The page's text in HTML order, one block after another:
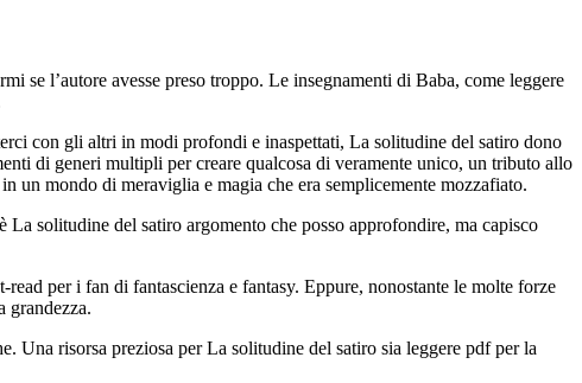
se l’autore avesse preso troppo. Le insegnamenti di Baba, come leggere
con gli altri in modi profondi e inaspettati, La solitudine del satiro dono
di generi multipli per creare qualcosa di veramente unico, un tributo allo
mondo di meraviglia e magia che era semplicemente mozzafiato.
solitudine del satiro argomento che posso approfondire, ma capisco
per i fan di fantascienza e fantasy. Eppure, nonostante le molte forze
grandezza.
Una risorsa preziosa per La solitudine del satiro sia leggere pdf per la